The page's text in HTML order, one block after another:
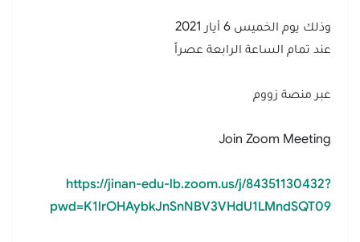
وذلك يوم الخميس 6 أيار 2021
عند تمام الساعة الرابعة عصراً
عبر منصة زووم
Join Zoom Meeting
https://jinan-edu-lb.zoom.us/j/84351130432?
pwd=K1lrOHAybkJnSnNBV3VHdU1LMndSQT09